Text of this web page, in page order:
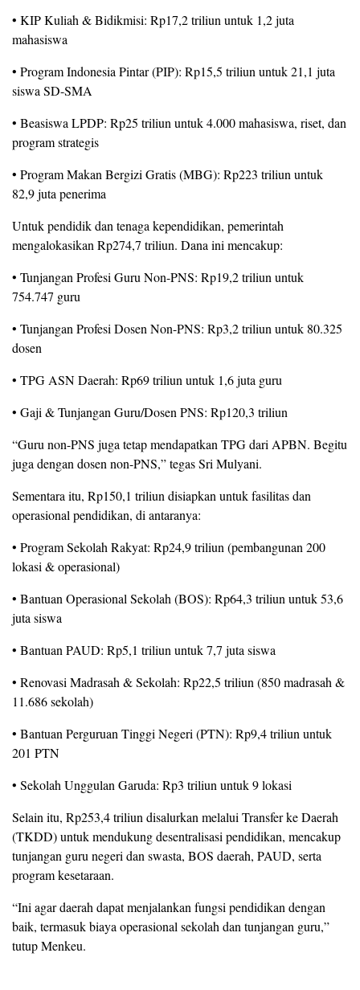
• KIP Kuliah & Bidikmisi: Rp17,2 triliun untuk 1,2 juta
mahasiswa
• Program Indonesia Pintar (PIP): Rp15,5 triliun untuk 21,1 juta
siswa SD-SMA
• Beasiswa LPDP: Rp25 triliun untuk 4.000 mahasiswa, riset, dan
program strategis
• Program Makan Bergizi Gratis (MBG): Rp223 triliun untuk
82,9 juta penerima
Untuk pendidik dan tenaga kependidikan, pemerintah
mengalokasikan Rp274,7 triliun. Dana ini mencakup:
• Tunjangan Profesi Guru Non-PNS: Rp19,2 triliun untuk
754.747 guru
• Tunjangan Profesi Dosen Non-PNS: Rp3,2 triliun untuk 80.325
dosen
• TPG ASN Daerah: Rp69 triliun untuk 1,6 juta guru
• Gaji & Tunjangan Guru/Dosen PNS: Rp120,3 triliun
“Guru non-PNS juga tetap mendapatkan TPG dari APBN. Begitu
juga dengan dosen non-PNS,” tegas Sri Mulyani.
Sementara itu, Rp150,1 triliun disiapkan untuk fasilitas dan
operasional pendidikan, di antaranya:
• Program Sekolah Rakyat: Rp24,9 triliun (pembangunan 200
lokasi & operasional)
• Bantuan Operasional Sekolah (BOS): Rp64,3 triliun untuk 53,6
juta siswa
• Bantuan PAUD: Rp5,1 triliun untuk 7,7 juta siswa
• Renovasi Madrasah & Sekolah: Rp22,5 triliun (850 madrasah &
11.686 sekolah)
• Bantuan Perguruan Tinggi Negeri (PTN): Rp9,4 triliun untuk
201 PTN
• Sekolah Unggulan Garuda: Rp3 triliun untuk 9 lokasi
Selain itu, Rp253,4 triliun disalurkan melalui Transfer ke Daerah
(TKDD) untuk mendukung desentralisasi pendidikan, mencakup
tunjangan guru negeri dan swasta, BOS daerah, PAUD, serta
program kesetaraan.
“Ini agar daerah dapat menjalankan fungsi pendidikan dengan
baik, termasuk biaya operasional sekolah dan tunjangan guru,”
tutup Menkeu.